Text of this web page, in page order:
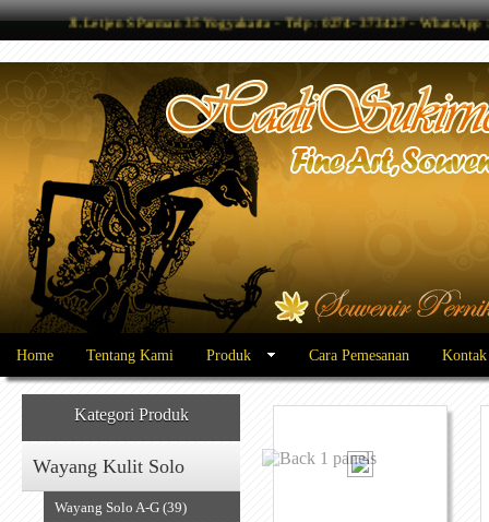
Jl. Letjen S Parman 35 Yogyakarta - Telp : 0274- 373427 -
Home Tentang Kami Produk Cara Pemesanan
Kategori Produk
Wayang Kulit Solo
Wayang Solo A-G (39)